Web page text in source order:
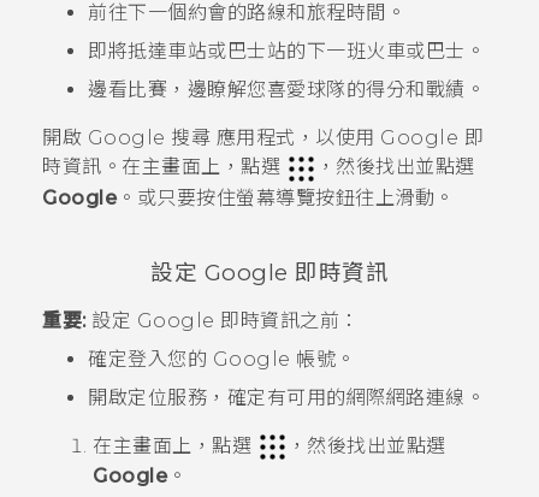
前往下一個約會的路線和旅程時間。
即將抵達車站或巴士站的下一班火車或巴士。
邊看比賽，邊瞭解您喜愛球隊的得分和戰績。
開啟 Google 搜尋 應用程式，以使用 Google 即
時資訊 。在主畫面上，點選
，然後找出並點選
Google。或只要按住螢幕導覽按鈕往上滑動。
設定 Google 即時資訊
重要:設定 Google 即時資訊之前：
確定登入您的 Google 帳號。
開啟定位服務，確定有可用的網際網路連線。
在主畫面上，點選
，然後找出並點選
Google。